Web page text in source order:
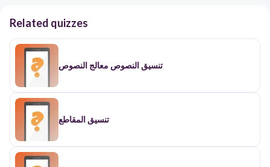
Related quizzes
تنسيق النصوص معالج النصوص
تنسيق المقاطع